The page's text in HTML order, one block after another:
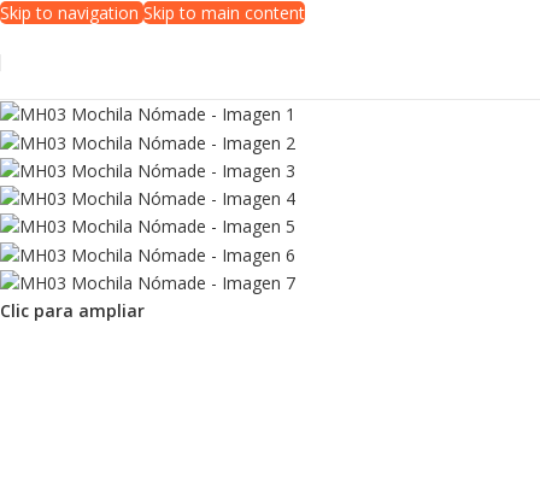
Skip to navigationSkip to main content
Clic para ampliar